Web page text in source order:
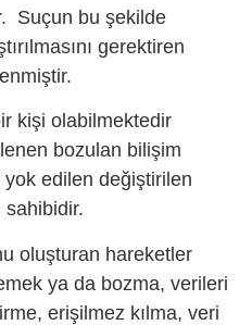
Suçun bu şekilde
gerektiren
kişi olabilmektedir
bozulan bilişim
edilen değiştirilen
sahibidir.
oluşturan hareketler
ya da bozma, verileri
erişilmez kılma, veri